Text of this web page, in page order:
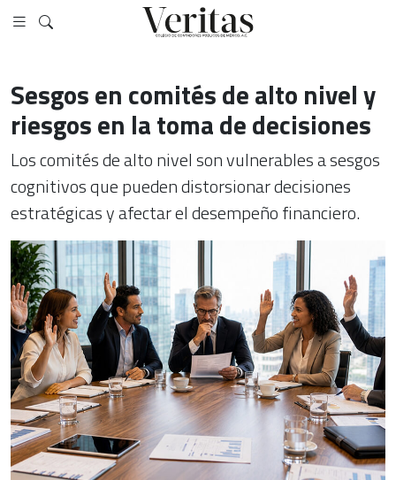
Sesgos en comités de alto nivel y
riesgos en la toma de decisiones
Los comités de alto nivel son vulnerables a sesgos
cognitivos que pueden distorsionar decisiones
estratégicas y afectar el desempeño financiero.